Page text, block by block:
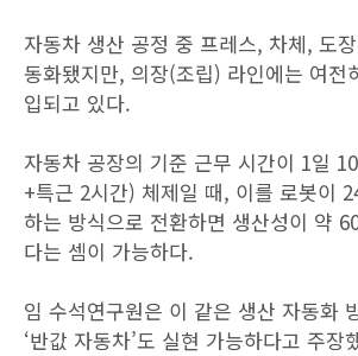
자동차 생산 공정 중 프레스, 차체, 도
동화됐지만, 의장(조립) 라인에는 여전
입되고 있다.
자동차 공장의 기준 근무 시간이 1일
+특근 2시간) 체제일 때, 이를 로봇이
하는 방식으로 전환하면 생산성이 약
다는 셈이 가능하다.
임 수석연구원은 이 같은 생산 자동화
‘반값 자동차’도 실현 가능하다고 주장